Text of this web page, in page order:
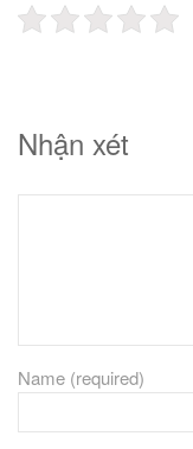
Nhận xét
Name (required)